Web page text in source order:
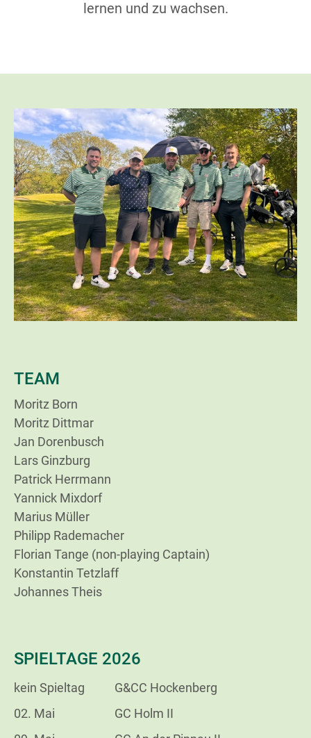
lernen und zu wachsen.
TEAM
Moritz Born
Moritz Dittmar
Jan Dorenbusch
Lars Ginzburg
Patrick Herrmann
Yannick Mixdorf
Marius Müller
Philipp Rademacher
Florian Tange (non-playing Captain)
Konstantin Tetzlaff
Johannes Theis
SPIELTAGE 2026
kein Spieltag
G&CC Hockenberg
02. Mai
GC Holm II